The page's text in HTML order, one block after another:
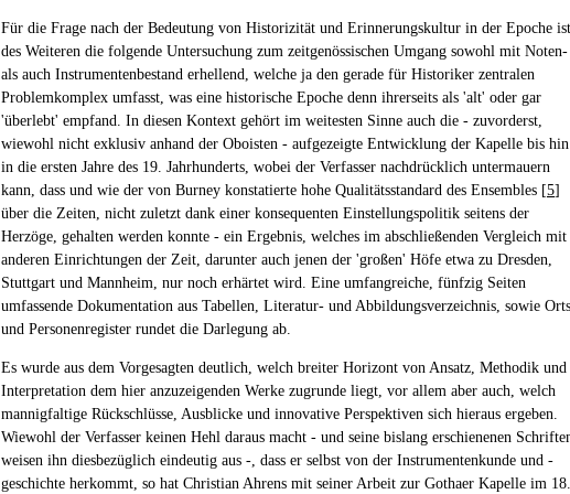
Für die Frage nach der Bedeutung von Historizität und Erinnerungskultur in der Epoche ist
des Weiteren die folgende Untersuchung zum zeitgenössischen Umgang sowohl mit Noten-
als auch Instrumentenbestand erhellend, welche ja den gerade für Historiker zentralen
Problemkomplex umfasst, was eine historische Epoche denn ihrerseits als 'alt' oder gar
'überlebt' empfand. In diesen Kontext gehört im weitesten Sinne auch die - zuvorderst,
wiewohl nicht exklusiv anhand der Oboisten - aufgezeigte Entwicklung der Kapelle bis hin
in die ersten Jahre des 19. Jahrhunderts, wobei der Verfasser nachdrücklich untermauern
kann, dass und wie der von Burney konstatierte hohe Qualitätsstandard des Ensembles [5]
über die Zeiten, nicht zuletzt dank einer konsequenten Einstellungspolitik seitens der
Herzöge, gehalten werden konnte - ein Ergebnis, welches im abschließenden Vergleich mit
anderen Einrichtungen der Zeit, darunter auch jenen der 'großen' Höfe etwa zu Dresden,
Stuttgart und Mannheim, nur noch erhärtet wird. Eine umfangreiche, fünfzig Seiten
umfassende Dokumentation aus Tabellen, Literatur- und Abbildungsverzeichnis, sowie
und Personenregister rundet die Darlegung ab.
Es wurde aus dem Vorgesagten deutlich, welch breiter Horizont von Ansatz, Methodik und
Interpretation dem hier anzuzeigenden Werke zugrunde liegt, vor allem aber auch, welch
mannigfaltige Rückschlüsse, Ausblicke und innovative Perspektiven sich hieraus ergeben.
Wiewohl der Verfasser keinen Hehl daraus macht - und seine bislang erschienenen
weisen ihn diesbezüglich eindeutig aus -, dass er selbst von der Instrumentenkunde und -
geschichte herkommt, so hat Christian Ahrens mit seiner Arbeit zur Gothaer Kapelle im 18.